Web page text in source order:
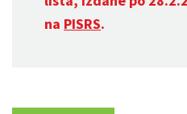
na PISRS.